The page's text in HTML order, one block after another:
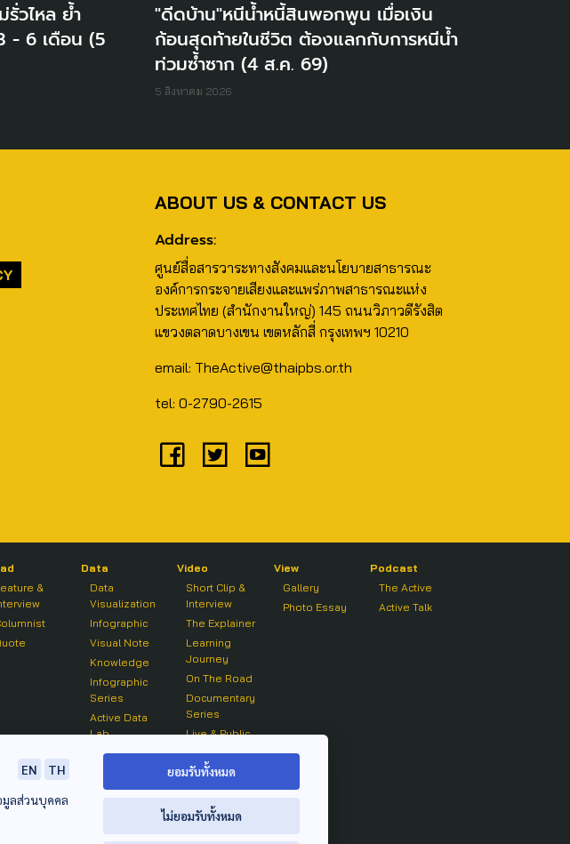
วไหล ย้ำ
- 6 เดือน (5
"ดีดบ้าน"หนีน้ำหนี้สินพอกพูน เมื่อเงิน
ก้อนสุดท้ายในชีวิต ต้องแลกกับการหนีน้ำ
ท่วมซ้ำซาก (4 ส.ค. 69)
5 สิงหาคม 2026
ABOUT US & CONTACT US
Address:
ศูนย์สื่อสารวาระทางสังคมและนโยบายสาธารณะ
องค์การกระจายเสียงและแพร่ภาพสาธารณะแห่ง
ประเทศไทย (สำนักงานใหญ่) 145 ถนนวิภาวดีรังสิต
แขวงตลาดบางเขน เขตหลักสี่ กรุงเทพฯ 10210
email: TheActive@thaipbs.or.th
tel: 0-2790-2615
&
Data
Data
Visualization
Infographic
Visual Note
Knowledge
Infographic
Series
Active Data
Lab
Video
Short Clip &
Interview
The Explainer
Learning
Journey
On The Road
Documentary
Series
Live & Public
On air Clip
View
Gallery
Photo Essay
Podcast
The Active
Active Talk
EN
TH
มูลส่วนบุคคล
ยอมรับทั้งหมด
ไม่ยอมรับทั้งหมด